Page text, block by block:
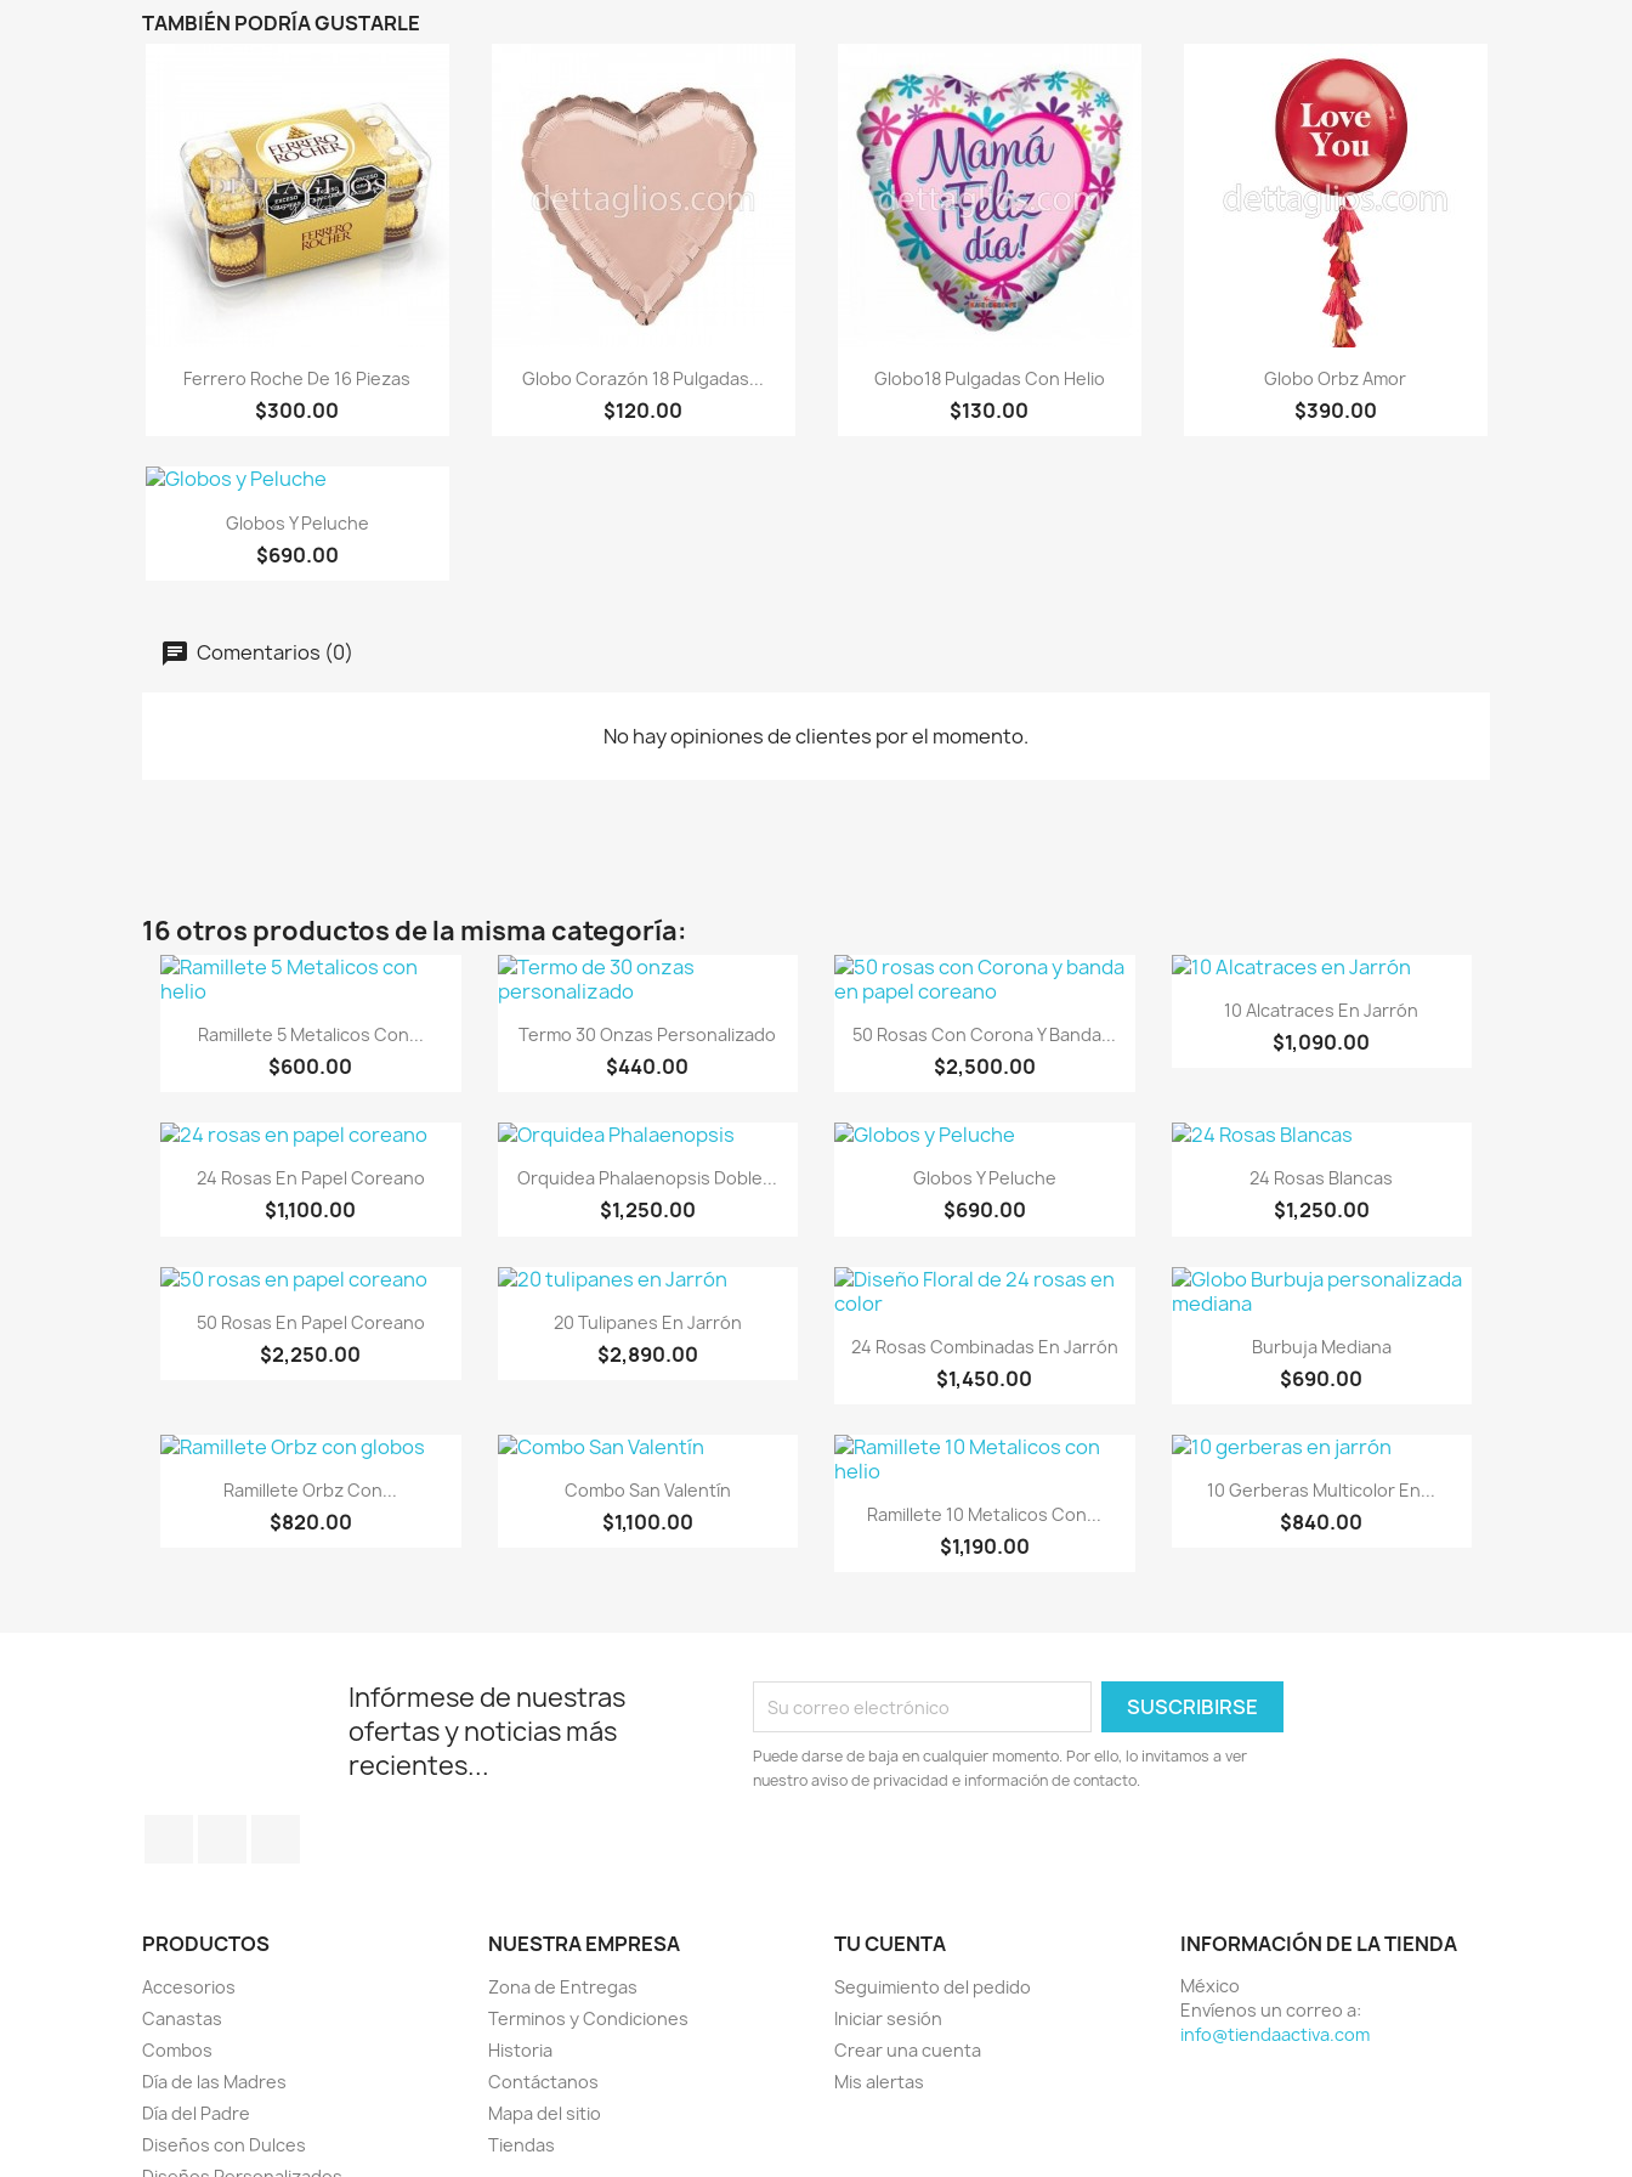
TAMBIÉN PODRÍA GUSTARLE
Vista rápida
Ferrero Roche De 16 Piezas
$300.00
Vista rápida
Globo Corazón 18 Pulgadas...
$120.00
Vista rápida
Globo18 Pulgadas Con Helio
$130.00
Vista rápida
Globo Orbz Amor
$390.00
Vista rápida
Globos Y Peluche
$690.00
Comentarios (0)
No hay opiniones de clientes por el momento.
16 otros productos de la misma categoría:
Vista rápida
Ramillete 5 Metalicos Con...
$600.00
Vista rápida
Termo 30 Onzas Personalizado
$440.00
Vista rápida
50 Rosas Con Corona Y Banda...
$2,500.00
Vista rápida
10 Alcatraces En Jarrón
$1,090.00
Vista rápida
24 Rosas En Papel Coreano
$1,100.00
Vista rápida
Orquidea Phalaenopsis Doble...
$1,250.00
Vista rápida
Globos Y Peluche
$690.00
Vista rápida
24 Rosas Blancas
$1,250.00
Vista rápida
50 Rosas En Papel Coreano
$2,250.00
Vista rápida
20 Tulipanes En Jarrón
$2,890.00 Vista rápida
24 Rosas Combinadas En Jarrón
$1,450.00
Vista rápida
Burbuja Mediana
$690.00
Vista rápida
Ramillete Orbz Con...
$820.00
Vista rápida
Combo San Valentín
$1,100.00  Vista rápida
Ramillete 10 Metalicos Con...
$1,190.00
Vista rápida
10 Gerberas Multicolor En...
$840.00
Infórmese de nuestras
ofertas y noticias más
recientes...
Puede darse de baja en cualquier momento. Por ello, lo invitamos a ver
nuestro aviso de privacidad e información de contacto.
PRODUCTOS
Accesorios
Canastas
Combos
Día de las Madres
Día del Padre
Diseños con Dulces
NUESTRA EMPRESA
Zona de Entregas
Terminos y Condiciones
Historia
Contáctanos
Mapa del sitio
Tiendas
TU CUENTA
Seguimiento del pedido
Iniciar sesión
Crear una cuenta
Mis alertas
INFORMACIÓN DE LA TIENDA
México
Envíenos un correo a:
info@tiendaactiva.com